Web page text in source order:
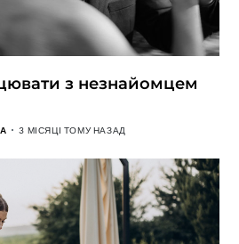
з незнайомцем
3 МІСЯЦІ ТОМУ НАЗАД